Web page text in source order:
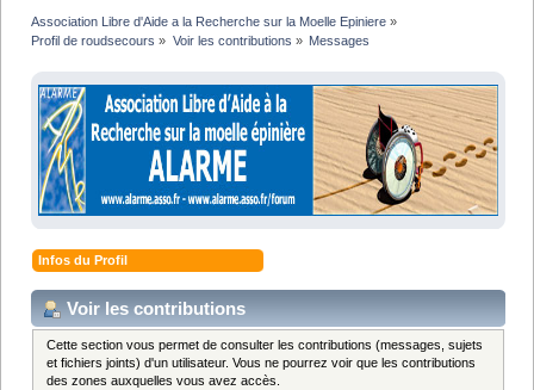
Association Libre d'Aide a la Recherche sur la Moelle Epiniere »
Profil de roudsecours » Voir les contributions » Messages
Infos du Profil
Voir les contributions
Cette section vous permet de consulter les contributions (messages, sujets
et fichiers joints) d'un utilisateur. Vous ne pourrez voir que les contributions
des zones auxquelles vous avez accès.